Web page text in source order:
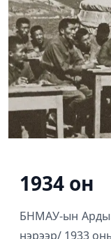
1934 он
БНМАУ-ын
нэрээр/ 1933